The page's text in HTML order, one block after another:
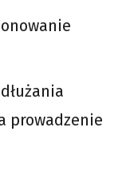
prowadzenie